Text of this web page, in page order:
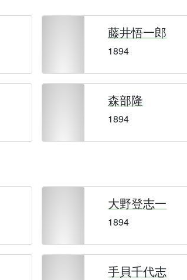
藤井悟一郎
1894
森部隆
1894
大野登志一
1894
手貝千代志